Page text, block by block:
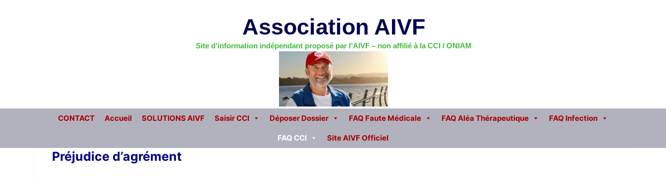
Association AIVF
Site d’information indépendant proposé par l’AIVF – non affilié à la CCI / ONIAM
CONTACT Accueil SOLUTIONS AIVF Saisir CCI Déposer Dossier FAQ Faute Médicale FAQ Aléa Thérapeutique FAQ Infection
FAQ CCI Site AIVF Officiel
Préjudice d’agrément